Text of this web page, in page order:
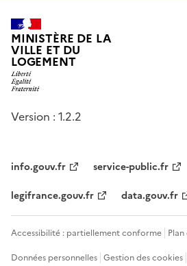
MINISTÈRE DE LA
VILLE ET DU
LOGEMENT
Version : 1.2.2
info.gouv.fr
service-public.fr
legifrance.gouv.fr
data.gouv.fr
Accessibilité : partiellement conforme
Données personnelles Gestion des cookies